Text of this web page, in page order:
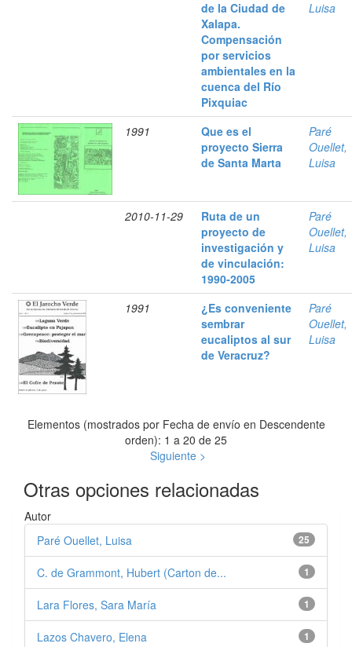
de la Ciudad de
Xalapa.
Compensación
por servicios
ambientales en la
cuenca del Río
Pixquiac
Luisa
1991
Que es el
proyecto Sierra
de Santa Marta
Paré
Ouellet,
Luisa
2010-11-29
Ruta de un
proyecto de
investigación y
de vinculación:
1990-2005
Paré
Ouellet,
Luisa
1991
¿Es conveniente
sembrar
eucaliptos al sur
de Veracruz?
Paré
Ouellet,
Luisa
Elementos (mostrados por Fecha de envío en Descendente
orden): 1 a 20 de 25
Siguiente >
Otras opciones relacionadas
Autor
25
Paré Ouellet, Luisa
1
C. de Grammont, Hubert (Carton de...
1
Lara Flores, Sara María
1
Lazos Chavero, Elena